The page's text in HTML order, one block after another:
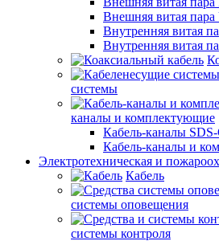
Внешняя витая пара
Внутренняя витая
Внутренняя витая
системы
каналы и комплектующие
Кабель-каналы
Кабель-каналы и
Электротехническая и
Кабель
системы оповещения
системы контроля